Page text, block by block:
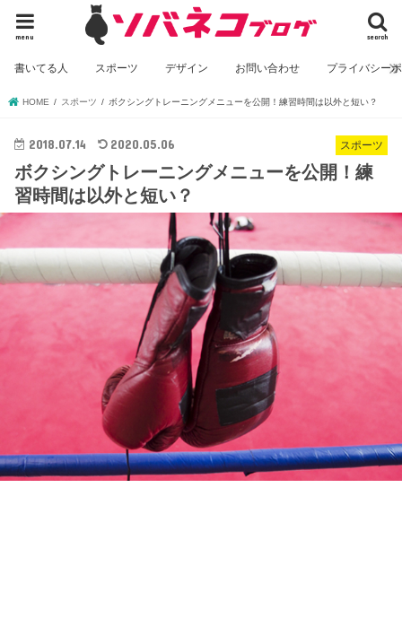
search
menu
書いてる人 スポーツ デザイン お問い合わせ プライバシー
HOME スポーツ ボクシングトレーニングメニューを公開！練習時間は以外と短い？
スポーツ
2018.07.14 2020.05.06
ボクシングトレーニングメニューを公開！練
習時間は以外と短い？